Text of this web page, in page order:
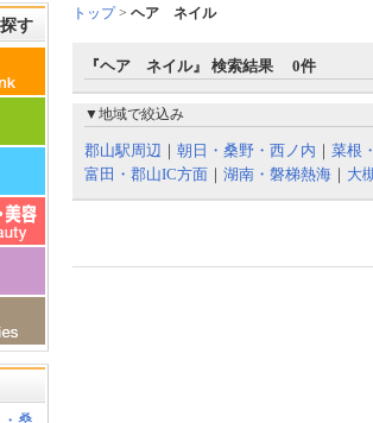
す
トップ> ヘア ネイル
『ヘア ネイル』 検索結果 0件
▼地域で絞込み
郡山駅周辺 ｜ 朝日・桑野・西ノ内 ｜ 菜根
富田・郡山IC方面 ｜ 湖南・磐梯熱海 ｜ 大